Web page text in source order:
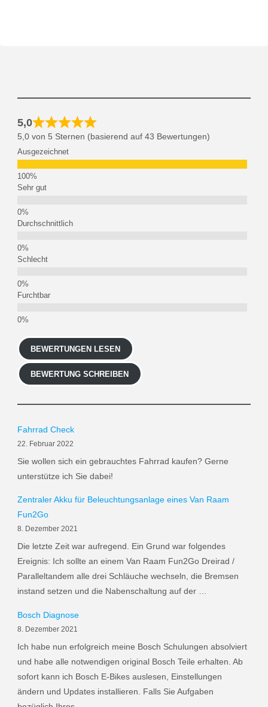
5,0
5,0 von 5 Sternen (basierend auf 43 Bewertungen)
Ausgezeichnet
Sehr gut
Durchschnittlich
Schlecht
Furchtbar
BEWERTUNGEN LESEN
BEWERTUNG SCHREIBEN
Fahrrad Check
22. Februar 2022
Sie wollen sich ein gebrauchtes Fahrrad kaufen? Gerne
unterstütze ich Sie dabei!
Zentraler Akku für Beleuchtungsanlage eines Van Raam
Fun2Go
8. Dezember 2021
Die letzte Zeit war aufregend. Ein Grund war folgendes
Ereignis: Ich sollte an einem Van Raam Fun2Go Dreirad /
Paralleltandem alle drei Schläuche wechseln, die Bremsen
instand setzen und die Nabenschaltung auf der …
Bosch Diagnose
8. Dezember 2021
Ich habe nun erfolgreich meine Bosch Schulungen absolviert
und habe alle notwendigen original Bosch Teile erhalten. Ab
sofort kann ich Bosch E-Bikes auslesen, Einstellungen
ändern und Updates installieren. Falls Sie Aufgaben